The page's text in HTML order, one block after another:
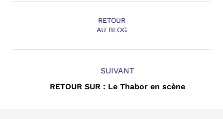
RETOUR
AU BLOG
SUIVANT
RETOUR SUR : Le Thabor en scène